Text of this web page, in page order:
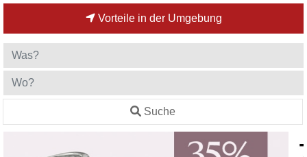
Vorteile in der Umgebung
Suche